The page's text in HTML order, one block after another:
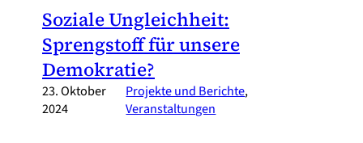
Soziale Ungleichheit:
Sprengstoff für unsere
Demokratie?
23. Oktober
2024
Projekte und Berichte
Veranstaltungen